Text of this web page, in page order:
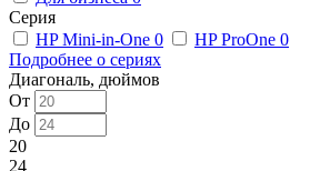
Серия
HP Mini-in-One 0 HP ProOne 0
Подробнее о сериях
Диагональ, дюймов
От
До
20
24